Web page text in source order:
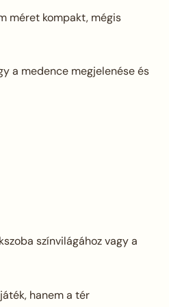
méret kompakt, mégis
a medence megjelenése és
színvilágához vagy a
hanem a tér